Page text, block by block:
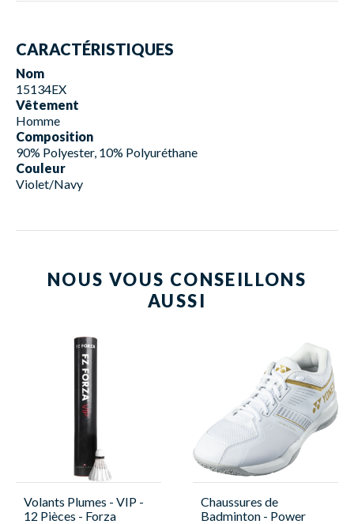
CARACTÉRISTIQUES
Nom
15134EX
Vêtement
Homme
Composition
90% Polyester, 10% Polyuréthane
Couleur
Violet/Navy
NOUS VOUS CONSEILLONS
AUSSI
Volants Plumes - VIP -
12 Pièces - Forza
Chaussures de
Badminton - Power